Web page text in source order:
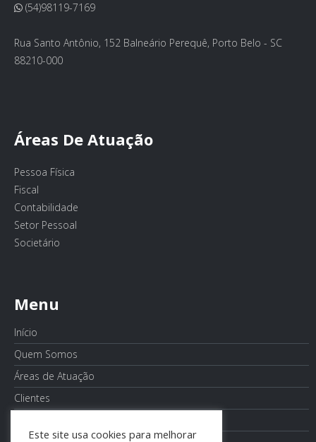
(54)98119-7169
Rua Santo Antônio, 152 Balneário Perequê, Porto Belo - SC
88210-000
Áreas De Atuação
Pessoa Física
Fiscal
Contabilidade
Setor Pessoal
Societário
Menu
Início
Quem Somos
Áreas de Atuação
Clientes
Este site usa cookies para melhorar